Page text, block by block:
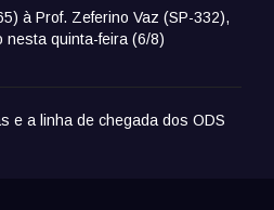
à Prof. Zeferino Vaz (SP-332),
nesta quinta-feira (6/8)
e a linha de chegada dos ODS